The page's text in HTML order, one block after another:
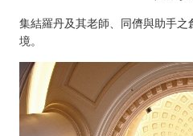
集結羅丹及其老師、同儕與助手
境。